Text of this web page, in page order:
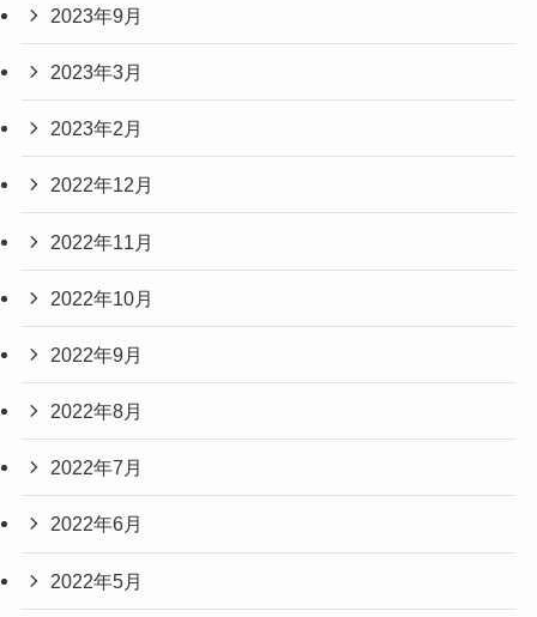
2023年9月
2023年3月
2023年2月
2022年12月
2022年11月
2022年10月
2022年9月
2022年8月
2022年7月
2022年6月
2022年5月